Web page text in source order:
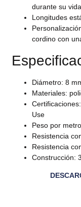
durante su
Longitudes
cordino con
Diámetro: 8
Materiales:
Use
Peso por
Resistencia
Resistencia
Construcción: